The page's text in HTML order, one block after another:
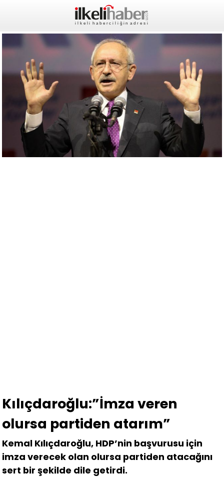
Kılıçdaroğlu:”İmza veren
olursa partiden atarım”
Kemal Kılıçdaroğlu, HDP’nin başvurusu için
imza verecek olan olursa partiden atacağını
sert bir şekilde dile getirdi.